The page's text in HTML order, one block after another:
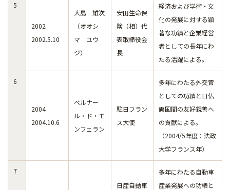
5
2002
2002.5.10
大島 雄次
（オオシ
マ ユウ
ジ）
安田生命保
険（相）代
表取締役会
長
経済および学術・文
化の発展に対する顕
著な功績と企業経営
者としての長年にわ
たる活躍による。
6
2004
2004.10.6
ベルナー
ル・ド・モ
ンフェラン
駐日フラン
ス大使
多年にわたる外交官
としての功績と日仏
両国間の友好親善へ
の貢献による。
（2004/5年度：法政
大学フランス年）
7
日産自動車
多年にわたる自動車
産業発展への功績と